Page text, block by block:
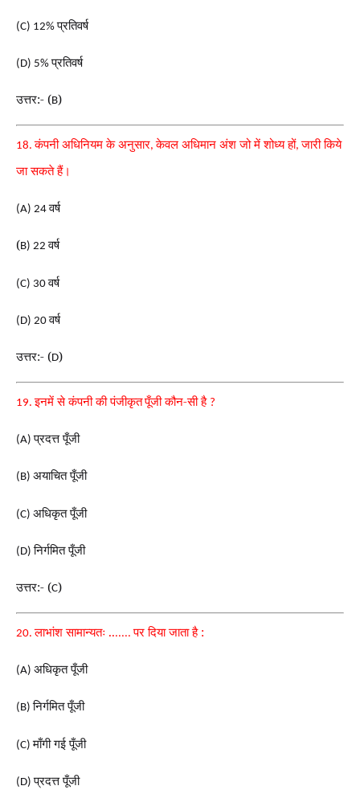
(C) 12%प्रतिवर्ष
(D) 5%प्रतिवर्ष
उत्तर:- (B)
18.कंपनी अधिनियम के अनुसार,केवल अधिमान अंश जो में शोध्य हों,जारी किये
जा सकते हैं।
(A) 24वर्ष
(B) 22वर्ष
(C) 30वर्ष
(D) 20वर्ष
उत्तर:- (D)
19.इनमें से कंपनी की पंजीकृतपूँजी कौन-सी है ?
(A)प्रदत्त पूँजी
(B) अयाचित पूँजी
(C) अधिकृत पूँजी
(D)निर्गमित पूँजी
उत्तर:- (C)
20.लाभांश सामान्यतः .......पर दिया जाता है :
(A) अधिकृत पूँजी
(B)निर्गमित पूँजी
(C)माँगी गई पूँजी
(D)प्रदत्त पूँजी